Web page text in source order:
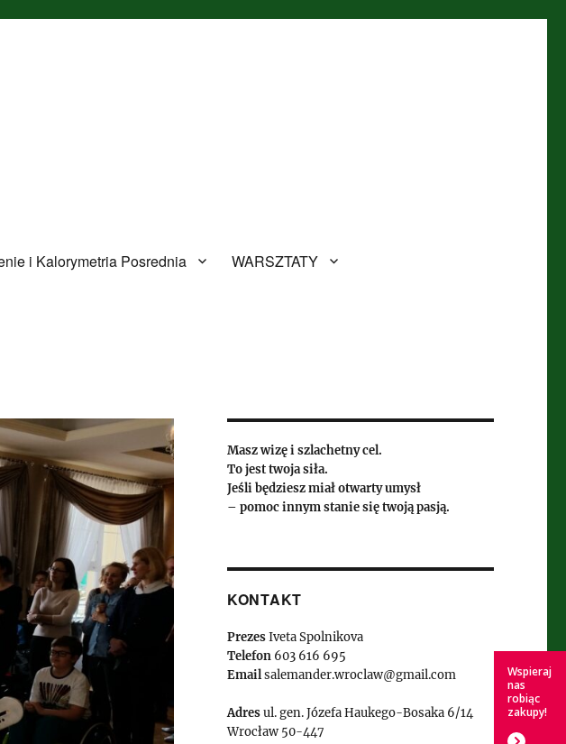
i Kalorymetria Posrednia
WARSZTATY
Masz wizę i szlachetny cel.
To jest twoja siła.
Jeśli będziesz miał otwarty umysł
– pomoc innym stanie się twoją pasją.
KONTAKT
PrezesIveta Spolnikova
Telefon603 616 695
Emailsalemander.wroclaw@gmail.com
Adresul. gen. Józefa Haukego-Bosaka 6/14
Wrocław 50-447
Wspieraj
nas
robiąc
zakupy!